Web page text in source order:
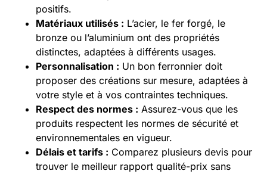
positifs.
Matériaux utilisés : L’acier, le fer forgé, le
bronze ou l’aluminium ont des propriétés
distinctes, adaptées à différents usages.
Personnalisation : Un bon ferronnier doit
proposer des créations sur mesure, adaptées à
votre style et à vos contraintes techniques.
Respect des normes : Assurez-vous que les
produits respectent les normes de sécurité et
environnementales en vigueur.
Délais et tarifs : Comparez plusieurs devis pour
trouver le meilleur rapport qualité-prix sans